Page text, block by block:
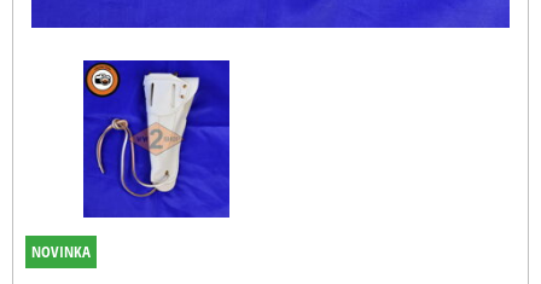
NOVINKA